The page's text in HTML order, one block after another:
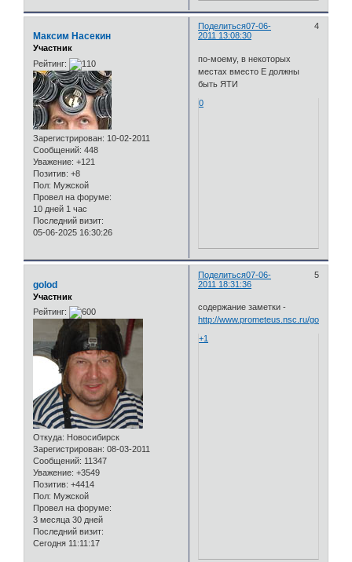
Поделиться 4
07-06-
2011 13:08:30
Максим Насекин
Участник
Рейтинг:
Зарегистрирован: 10-02-2011
Сообщений: 448
Уважение: +121
Позитив: +8
Пол: Мужской
Провел на форуме:
10 дней 1 час
Последний визит:
05-06-2025 16:30:26
по-моему, в некоторых
местах вместо Е должны
быть ЯТИ
0
Поделиться 5
07-06-
2011 18:31:36
golod
Участник
Рейтинг:
Откуда: Новосибирск
Зарегистрирован: 08-03-2011
Сообщений: 11347
Уважение: +3549
Позитив: +4414
Пол: Мужской
Провел на форуме:
3 месяца 30 дней
Последний визит:
Сегодня 11:11:17
содержание заметки -
http://www.prometeus.nsc.ru/gorod/
+1